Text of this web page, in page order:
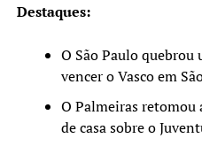
Destaques:
O São Paulo quebrou
vencer o Vasco em
O Palmeiras
de casa sobre o